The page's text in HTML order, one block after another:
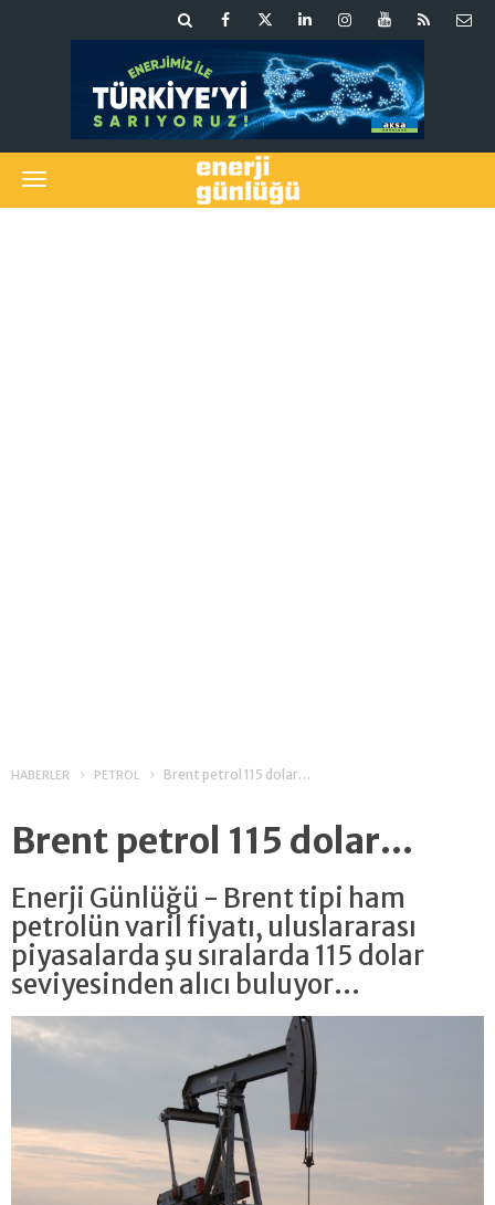
HABERLER PETROL Brent petrol 115 dolar…
Brent petrol 115 dolar…
Enerji Günlüğü - Brent tipi ham
petrolün varil fiyatı, uluslararası
piyasalarda şu sıralarda 115 dolar
seviyesinden alıcı buluyor…